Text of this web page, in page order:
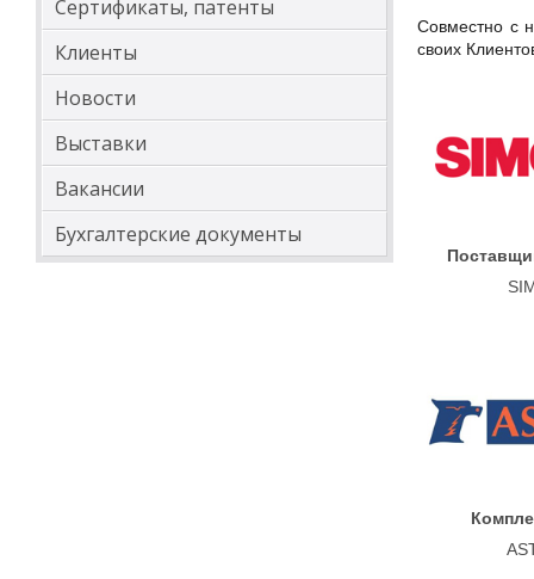
Сертификаты, патенты
Клиенты
Новости
Выставки
Вакансии
Бухгалтерские документы
Совместно с
своих